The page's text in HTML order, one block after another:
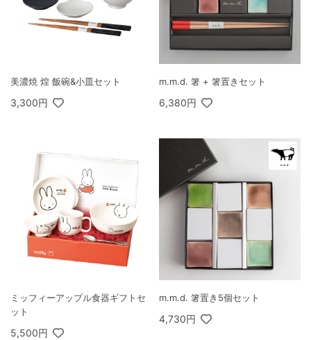
美濃焼 煌 飯碗&小皿セット
3,300円
m.m.d. 箸 + 箸置きセット
6,380円
ミッフィーアップル食器ギフトセ
ット
5,500円
m.m.d. 箸置き5個セット
4,730円